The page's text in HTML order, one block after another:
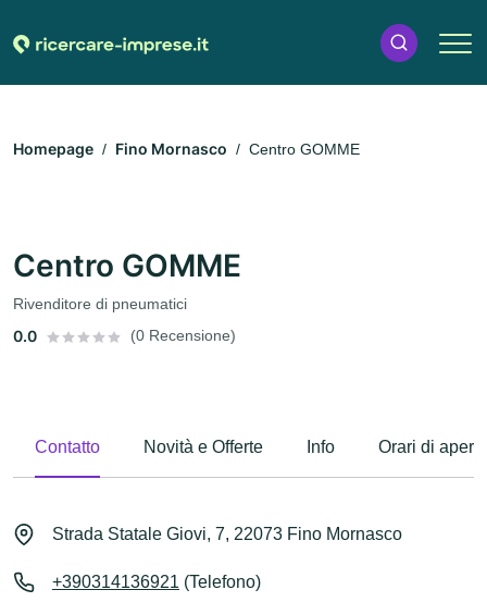
Homepage Fino Mornasco Centro GOMME
Centro GOMME
Rivenditore di pneumatici
0.0 (0 Recensione)
Contatto Novità e Offerte Info Orari di
Strada Statale Giovi, 7, 22073 Fino Mornasco
+390314136921 (Telefono)